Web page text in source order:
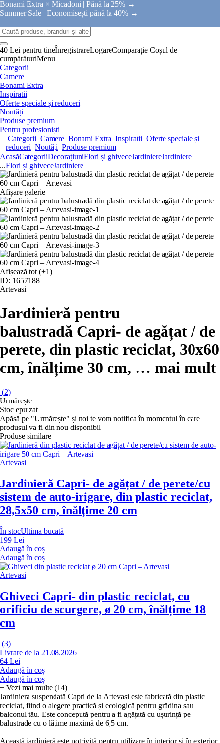
Bonami Extra × Micadoni | Până la 25% →
Summer Sale | Economisești până la 40% →
40 Lei pentru tineÎnregistrareLogareComparație Coșul de
cumpărăturiMenu
Categorii
Camere
Bonami Extra
Inspiratii
Oferte speciale și reduceri
Noutăți
Produse premium
Pentru profesioniști
Categorii Camere Bonami Extra Inspiratii Oferte speciale și
reduceri Noutăți Produse premium
AcasăCategoriiDecorațiuniFlori și ghiveceJardiniereJardiniere
...Flori și ghiveceJardiniere
Afișare galerie
Afișează tot (+1)
ID: 1657188
Artevasi
Jardinieră pentru
balustradă Capri- de agățat / de
perete, din plastic reciclat, 30x60
cm, înălțime 30 cm, … mai mult
(2)
Urmărește
Stoc epuizat
Apăsă pe "Urmărește" și noi te vom notifica în momentul în care
produsul va fi din nou disponibil
Produse similare
Artevasi
Jardinieră Capri- de agățat / de perete/cu
sistem de auto-irigare, din plastic reciclat,
28,5x50 cm, înălțime 20 cm
În stocUltima bucată
199 Lei
Adaugă în coș
Adaugă în coș
Artevasi
Ghiveci Capri- din plastic reciclat, cu
orificiu de scurgere, ø 20 cm, înălțime 18
cm
(3)
Livrare de la 21.08.2026
64 Lei
Adaugă în coș
Adaugă în coș
+ Vezi mai multe (14)
Jardiniera suspendată Capri de la Artevasi este fabricată din plastic
reciclat, fiind o alegere practică și ecologică pentru grădina sau
balconul tău. Este concepută pentru a fi agățată cu ușurință pe
balustrade cu o lățime maximă de 6,5 cm.
Această jardinieră este potrivită pentru utilizare în interior și în exterior.